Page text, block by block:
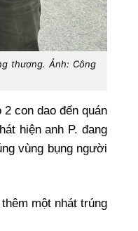
thương. Ảnh: Công
con dao đến quán
hiện anh P. đang
vùng bụng người
một nhát trúng